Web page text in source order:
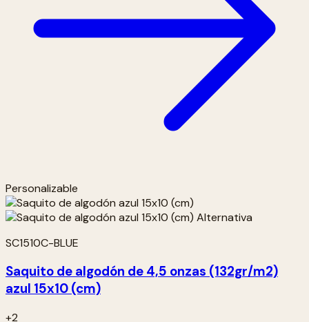
Personalizable
SC1510C-BLUE
Saquito de algodón de 4,5 onzas (132gr/m2)
azul 15x10 (cm)
+2